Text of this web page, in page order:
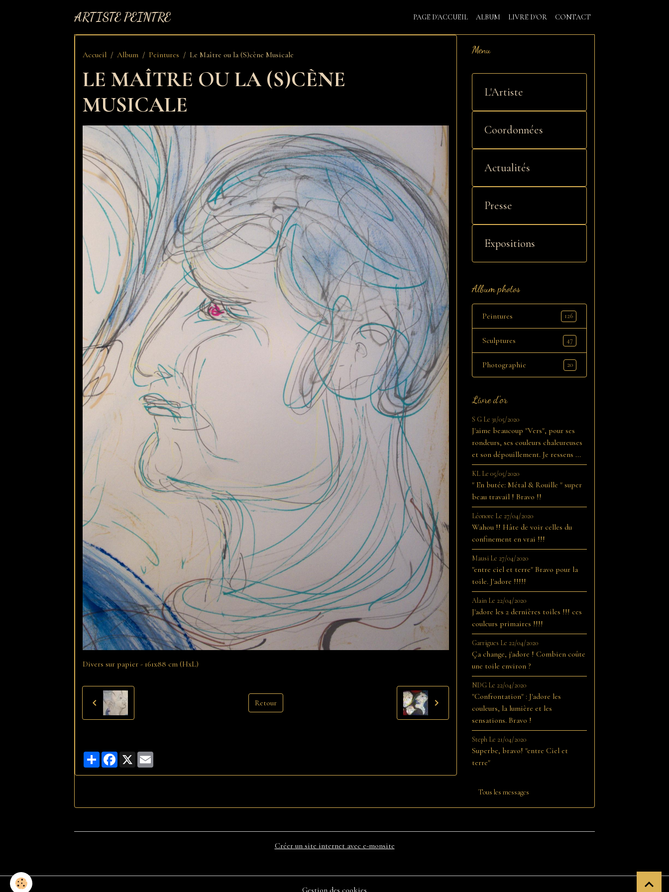
ARTISTE PEINTRE PAGE D'ACCUEIL ALBUM LIVRE D'OR CONTACT
Accueil Album Peintures Le Maître ou la (S)cène Musicale
LE MAÎTRE OU LA (S)CÈNE
MUSICALE
Divers sur papier - 161x88 cm (HxL)
Retour
PartagerFacebook
X
Menu
L'Artiste
Coordonnées
Actualités
Presse
Expositions
Album photos
Peintures 126
Sculptures 47
Photographie 20
Livre d'or
S G Le 31/05/2020
J'aime beaucoup "Vers", pour ses
rondeurs, ses couleurs chaleureuses
et son dépouillement. Je ressens ...
KL Le 05/05/2020
" En butée: Métal & Rouille " super
beau travail ! Bravo !!
Léonore Le 27/04/2020
Wahou !! Hâte de voir celles du
confinement en vrai !!!
Mausi Le 27/04/2020
"entre ciel et terre" Bravo pour la
toile. J'adore !!!!!
Alain Le 22/04/2020
J'adore les 2 dernières toiles !!! ces
couleurs primaires !!!!
Garrigues Le 22/04/2020
Ça change, j'adore ! Combien coûte
une toile environ ?
NDG Le 22/04/2020
"Confrontation" : J'adore les
couleurs, la lumière et les
sensations. Bravo !
Steph Le 21/04/2020
Superbe, bravo! "entre Ciel et
terre"
Tous les messages
Créer un site internet avec e-monsite
Gestion des cookies